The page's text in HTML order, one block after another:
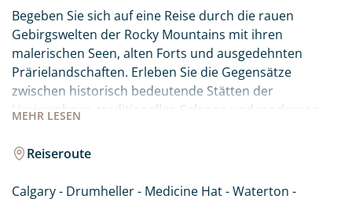
MEHR LESEN
Begeben Sie sich auf eine Reise durch die rauen
Gebirgswelten der Rocky Mountains mit ihren
malerischen Seen, alten Forts und ausgedehnten
Prärielandschaften. Erleben Sie die Gegensätze
zwischen historisch bedeutende Stätten der
Ureinwohner, traditionellen Saloons und modernen
Westen Kanadas hält vielseitige Erlebnisse für jeden
Besucher bereit. Ihre Reise führt Sie zu den Highlights
dieser spannenden Region. Lassen Sie sich von der
Reiseroute
Calgary - Drumheller - Medicine Hat - Waterton -